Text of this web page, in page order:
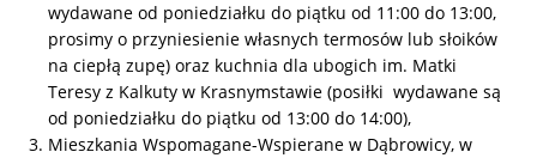
wydawane od poniedziałku do piątku od 11:00 do 13:00,
prosimy o przyniesienie własnych termosów lub słoików
na ciepłą zupę) oraz kuchnia dla ubogich im. Matki
Teresy z Kalkuty w Krasnymstawie (posiłki wydawane są
od poniedziałku do piątku od 13:00 do 14:00),
Mieszkania Wspomagane-Wspierane w Dąbrowicy, w